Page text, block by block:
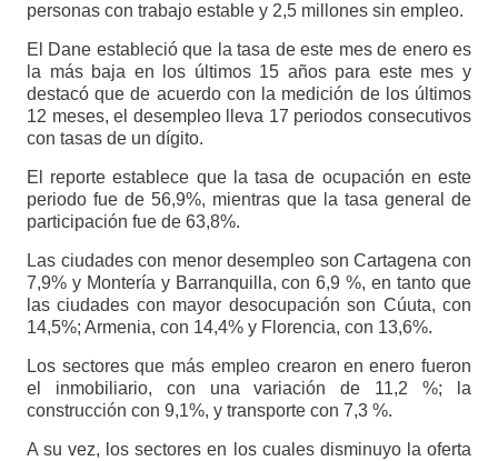
personas con trabajo estable y 2,5 millones sin empleo.
El Dane estableció que la tasa de este mes de enero es
la más baja en los últimos 15 años para este mes y
destacó que de acuerdo con la medición de los últimos
12 meses, el desempleo lleva 17 periodos consecutivos
con tasas de un dígito.
El reporte establece que la tasa de ocupación en este
periodo fue de 56,9%, mientras que la tasa general de
participación fue de 63,8%.
Las ciudades con menor desempleo son Cartagena con
7,9% y Montería y Barranquilla, con 6,9 %, en tanto que
las ciudades con mayor desocupación son Cúuta, con
14,5%; Armenia, con 14,4% y Florencia, con 13,6%.
Los sectores que más empleo crearon en enero fueron
el inmobiliario, con una variación de 11,2 %; la
construcción con 9,1%, y transporte con 7,3 %.
A su vez, los sectores en los cuales disminuyo la oferta